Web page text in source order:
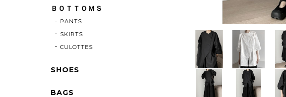
ＢＯＴＴＯＭＳ
PANTS
SKIRTS
CULOTTES
SHOES
BAGS